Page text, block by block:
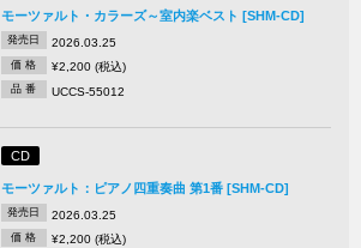
モーツァルト・カラーズ～室内楽ベスト [SHM-CD]
発売日 2026.03.25
価 格 ¥2,200 (税込)
品 番 UCCS-55012
CD
モーツァルト：ピアノ四重奏曲 第1番 [SHM-CD]
発売日 2026.03.25
価 格 ¥2,200 (税込)